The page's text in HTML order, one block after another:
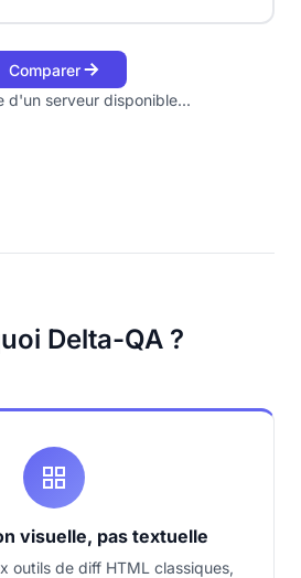
Comparer
d'un serveur disponible...
Delta-QA ?
visuelle, pas textuelle
outils de diff HTML classiques,